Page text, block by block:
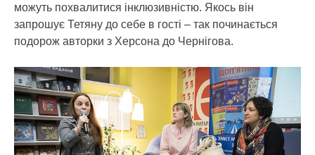
можуть похвалитися інклюзивністю. Якось він
запрошує Тетяну до себе в гості – так починається
подорож авторки з Херсона до Чернігова.